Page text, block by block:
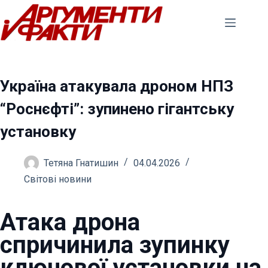
Перейти
до
вмісту
Україна атакувала дроном НПЗ
“Роснєфті”: зупинено гігантську
установку
Тетяна Гнатишин
04.04.2026
Світові новини
Атака дрона
спричинила зупинку